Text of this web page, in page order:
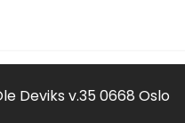
Deviks v.35 0668 Oslo